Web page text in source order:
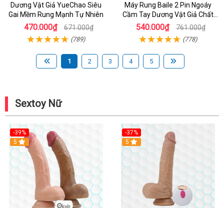
Dương Vật Giả YueChao Siêu
Gai Mềm Rung Mạnh Tự Nhiên
470.000₫ 671.000₫
(789)
Máy Rung Baile 2 Pin Ngoáy
Cầm Tay Dương Vật Giả Chất
Lượng
540.000₫ 761.000₫
(778)
1 2 3 4 5
Sextoy Nữ
-39%
Hot
5
-37%
5